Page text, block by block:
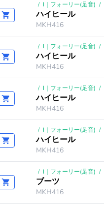
/ I｜フォーリー(足音) /
ハイヒール
MKH416
/ I｜フォーリー(足音) /
ハイヒール
MKH416
/ I｜フォーリー(足音) /
ハイヒール
MKH416
/ I｜フォーリー(足音) /
ハイヒール
MKH416
/ I｜フォーリー(足音) /
ブーツ
MKH416